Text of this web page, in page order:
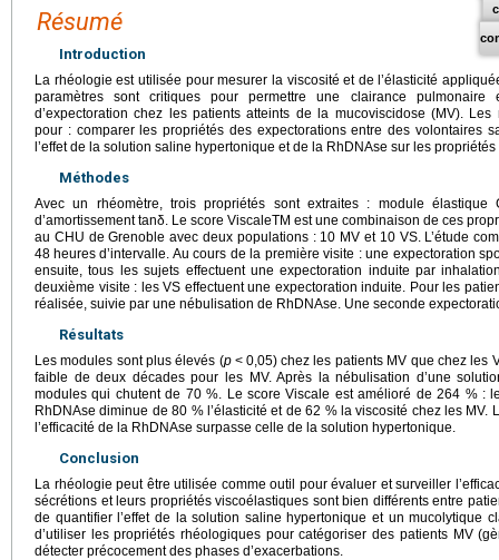
Résumé
Introduction
La rhéologie est utilisée pour mesurer la viscosité et de l’élasticité
paramètres sont critiques pour permettre une clairance pulmonaire
d’expectoration chez les patients atteints de la mucoviscidose (MV).
pour : comparer les propriétés des expectorations entre des volontaires
l’effet de la solution saline hypertonique et de la RhDNAse sur les
Méthodes
Avec un rhéomètre, trois propriétés sont extraites : module élastique
d’amortissement tanδ. Le score ViscaleTM est une combinaison de ces
au CHU de Grenoble avec deux populations : 10 MV et 10 VS. L’étude
48 heures d’intervalle. Au cours de la première visite : une expectoration
ensuite, tous les sujets effectuent une expectoration induite par
deuxième visite : les VS effectuent une expectoration induite. Pour les
réalisée, suivie par une nébulisation de RhDNAse. Une seconde
Résultats
Les modules sont plus élevés (p < 0,05) chez les patients MV que chez les
faible de deux décades pour les MV. Après la nébulisation d’une
modules qui chutent de 70 %. Le score Viscale est amélioré de 264 % :
RhDNAse diminue de 80 % l’élasticité et de 62 % la viscosité chez les
l’efficacité de la RhDNAse surpasse celle de la solution hypertonique.
Conclusion
La rhéologie peut être utilisée comme outil pour évaluer et surveiller
sécrétions et leurs propriétés viscoélastiques sont bien différents entre
de quantifier l’effet de la solution saline hypertonique et un mucolytique
d’utiliser les propriétés rhéologiques pour catégoriser des patients MV
détecter précocement des phases d’exacerbations.